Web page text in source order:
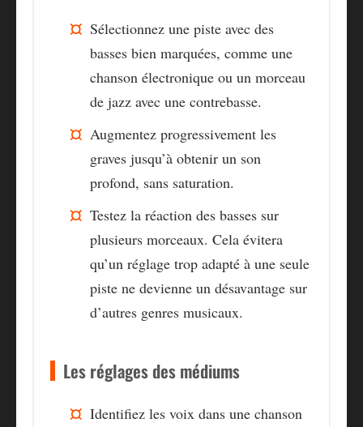
Sélectionnez une piste avec des
basses bien marquées, comme une
chanson électronique ou un morceau
de jazz avec une contrebasse.
Augmentez progressivement les
graves jusqu’à obtenir un son
profond, sans saturation.
Testez la réaction des basses sur
plusieurs morceaux. Cela évitera
qu’un réglage trop adapté à une seule
piste ne devienne un désavantage sur
d’autres genres musicaux.
Les réglages des médiums
Identifiez les voix dans une chanson